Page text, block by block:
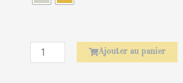
Ajouter au panier